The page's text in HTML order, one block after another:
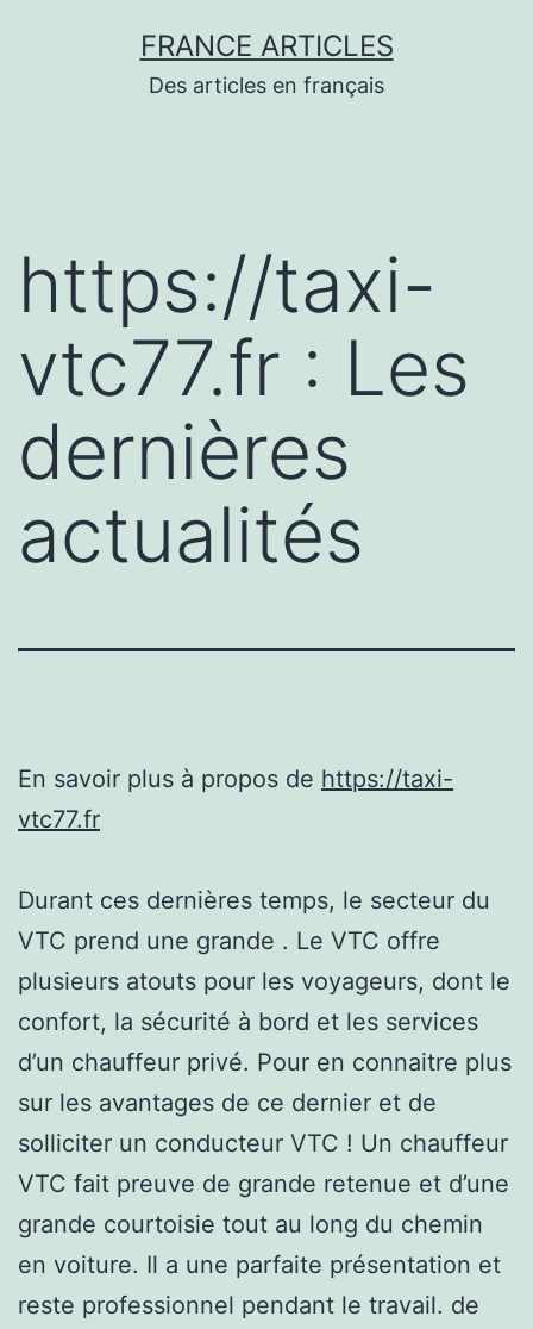
FRANCE ARTICLES
Des articles en français
https://taxi-
vtc77.fr : Les
dernières
actualités
En savoir plus à propos de https://taxi-
vtc77.fr
Durant ces dernières temps, le secteur du
VTC prend une grande . Le VTC offre
plusieurs atouts pour les voyageurs, dont le
confort, la sécurité à bord et les services
d’un chauffeur privé. Pour en connaitre plus
sur les avantages de ce dernier et de
solliciter un conducteur VTC ! Un chauffeur
VTC fait preuve de grande retenue et d’une
grande courtoisie tout au long du chemin
en voiture. Il a une parfaite présentation et
reste professionnel pendant le travail. de